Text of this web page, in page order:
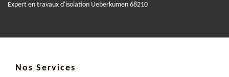
Expert en travaux d'isolation Ueberkumen 68210
Nos Services